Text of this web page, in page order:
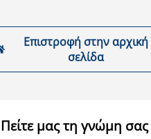
Επιστροφή στην αρχική
σελίδα
Πείτε μας τη γνώμη σας